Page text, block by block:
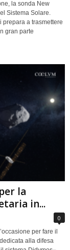
la sonda New
Sistema Solare.
prepara a trasmettere
gran parte
la
in...
0
per fare il
alla difesa